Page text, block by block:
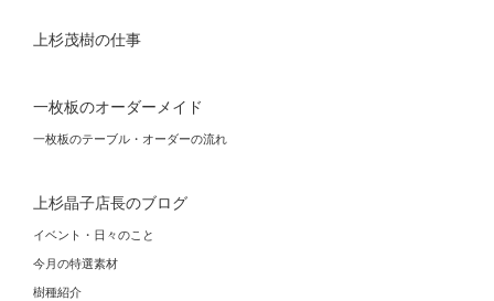
上杉茂樹の仕事
一枚板のオーダーメイド
一枚板のテーブル・オーダーの流れ
上杉晶子店長のブログ
イベント・日々のこと
今月の特選素材
樹種紹介